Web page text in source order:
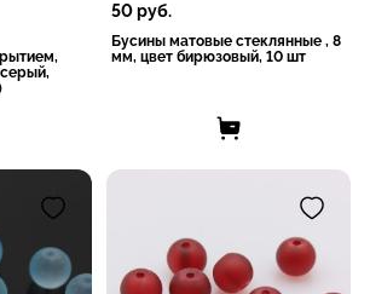
50руб.
Бусины матовые стеклянные , 8
мм, цвет бирюзовый, 10 шт